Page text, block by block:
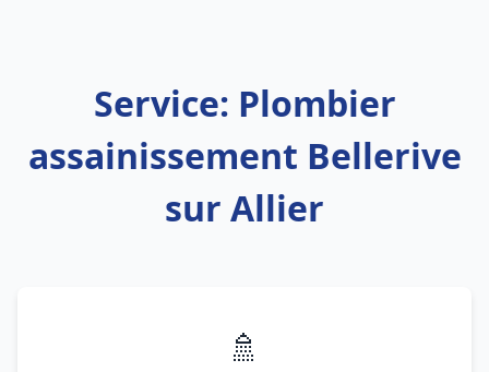
Service: Plombier
assainissement Bellerive
sur Allier
🚿